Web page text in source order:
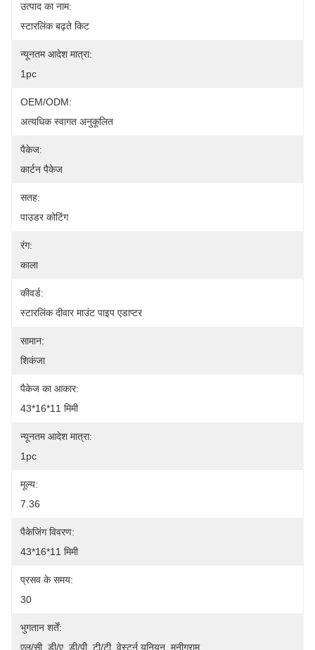
उत्पाद का नाम:
स्टारलिंक बढ़ते किट
न्यूनतम आदेश मात्रा:
1pc
OEM/ODM:
अत्यधिक स्वागत अनुकूलित
पैकेज:
कार्टन पैकेज
सतह:
पाउडर कोटिंग
रंग:
काला
कीवर्ड:
स्टारलिंक दीवार माउंट पाइप एडाप्टर
सामान:
शिकंजा
पैकेज का आकार:
43*16*11 मिमी
न्यूनतम आदेश मात्रा:
1pc
मूल्य:
7.36
पैकेजिंग विवरण:
43*16*11 मिमी
प्रसव के समय:
30
भुगतान शर्तें:
एल/सी, डी/ए, डी/पी, टी/टी, वेस्टर्न यूनियन, मनीग्राम